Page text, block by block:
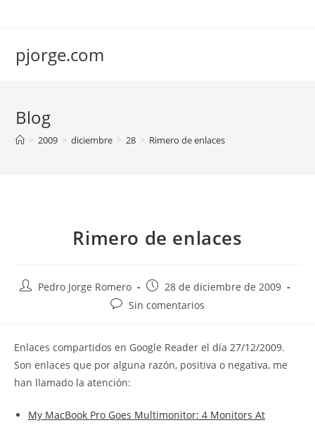
pjorge.com
Blog
> 2009 > diciembre > 28 > Rimero de enlaces
Rimero de enlaces
AutorPedro Jorge Romero
Publicación
de
28 de diciembre de 2009
Comentarios
entrada:
Sin comentarios
Enlaces compartidos en Google Reader el día 27/12/2009.
Son enlaces que por alguna razón, positiva o negativa, me
han llamado la atención:
My MacBook Pro Goes Multimonitor: 4 Monitors At